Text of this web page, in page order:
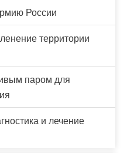
России
территории
паром для
и лечение